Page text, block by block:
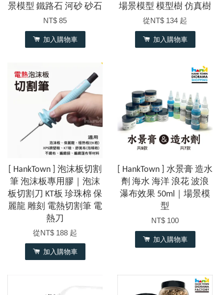
景模型 鐵路石 河砂 砂石
NT$ 85
加入購物車
場景模型 模型樹 仿真樹
從NT$ 134 起
加入購物車
[ HankTown ] 泡沫板切割
筆 泡沫板專用膠｜泡沫
板切割刀 KT板 珍珠棉 保
麗龍 雕刻 電熱切割筆 電
熱刀
從NT$ 188 起
加入購物車
[ HankTown ] 水景膏 造水
劑 海水 海洋 浪花 波浪
瀑布效果 50ml｜場景模
型
NT$ 100
加入購物車